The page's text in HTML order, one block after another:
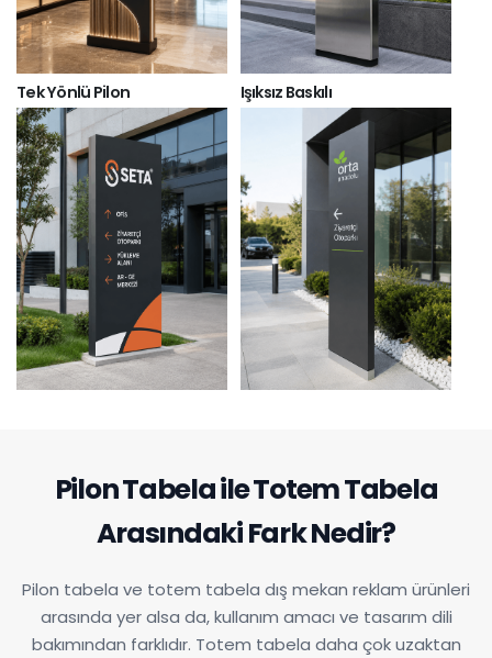
Tek Yönlü Pilon Işıksız Baskılı
Pilon Tabela ile Totem Tabela
Arasındaki Fark Nedir?
Pilon tabela ve totem tabela dış mekan reklam ürünleri
arasında yer alsa da, kullanım amacı ve tasarım dili
bakımından farklıdır. Totem tabela daha çok uzaktan